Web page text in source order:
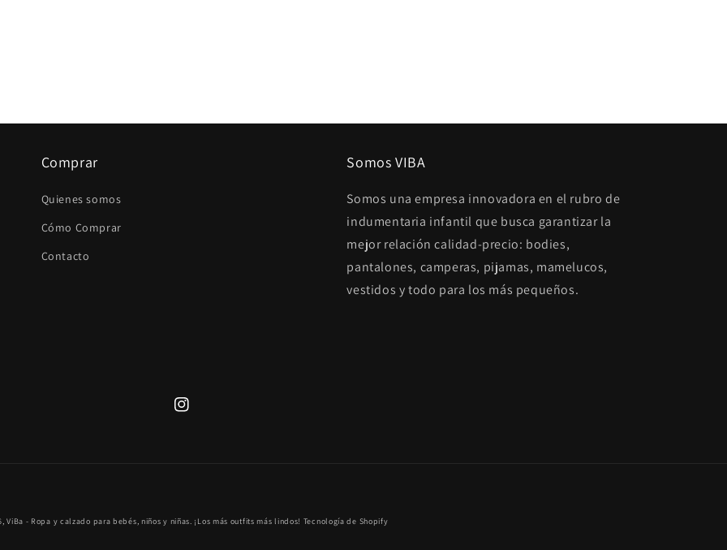
Comprar
Quienes somos
Cómo Comprar
Contacto
Somos VIBA
Somos una empresa innovadora en el rubro de
indumentaria infantil que busca garantizar la
mejor relación calidad-precio: bodies,
pantalones, camperas, pijamas, mamelucos,
vestidos y todo para los más pequeños.
Instagram
ViBa - Ropa y calzado para bebés, niños y niñas. ¡Los más outfits más lindos! Tecnología de Shopify